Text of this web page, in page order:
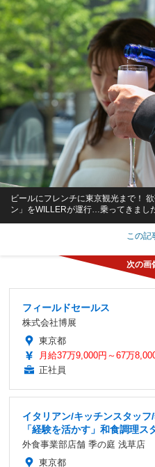
ビールにフレンチに東京観光まで！
ン」をWILLERが運行…乗ってきまし
この記
フィールドセールス
株式会社博展
東京都
月給37万9,000円～67万
正社員
イタリアン/キッチンスタッ
「経験を活かす」和食調理ス
外食事業部店舗 季の庭 浅草店
東京都